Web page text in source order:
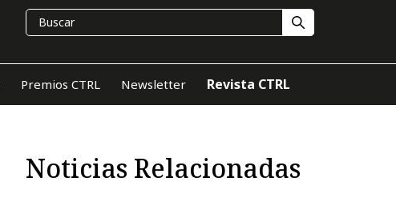
Premios CTRL Newsletter Revista CTRL
Noticias Relacionadas